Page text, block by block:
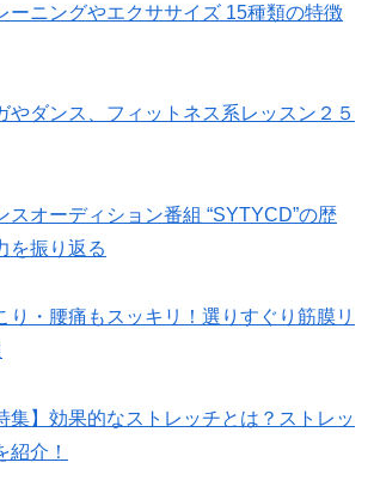
ーニングやエクササイズ 15種類の特徴
やダンス、フィットネス系レッスン２５
スオーディション番組 “SYTYCD”の歴
を振り返る
り・腰痛もスッキリ！選りすぐり筋膜リ
集】効果的なストレッチとは？ストレッ
紹介！